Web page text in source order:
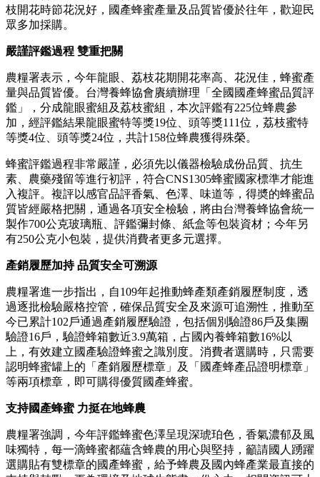
枝開花時節花況好，國產蜂蜜產量及品質皆優於往年，歡迎民
眾多加採購。
嚴謹評鑑過程 雙重把關
農糧署表示，今年龍眼、荔枝花期開花率高、花況佳，蜂蜜產
量與品質皆優。台灣養蜂協會賡續辦理「全國國產蜂蜜品質評
鑑」，分成龍眼蜜組及荔枝蜜組，本次評鑑有225位蜂農參
加，經評鑑結果龍眼蜜特等獎19位、頭等獎111位，荔枝蜜特
等獎4位、頭等獎24位，共計158位蜂農獲得殊榮。
蜂蜜評鑑過程非常嚴謹，必須先以儀器檢驗成份品質、抗生
素、農藥殘留等進行初評，符合CNS1305蜂蜜國家標準才能進
入複評。複評以感官品評香氣、色澤、味道等，得奬的蜂蜜品
質皆經嚴格把關，通過各項安全檢驗，將由台灣養蜂協會統一
製作700公克玻璃瓶、評鑑彌封條、紙盒等包裝資材；今年另
有250公克小包裝，提供消費者更多元選擇。
產銷履歷加持 品質安全可溯源
農糧署進一步指出，自109年起推動蜂產類產銷履歷制度，透
過逐批檢驗嚴格控管，確保品質安全及來源可追溯性，推動至
今已累計102戶通過產銷履歷驗證，包括個別驗證86戶及集團
驗證16戶，驗證蜂箱數近3.9萬箱，占國內養蜂箱數16%以
上，有效建立國產驗證蜂蜜之識別度。消費者選購時，只需要
認明蜂蜜罐上的「產銷履歷標章」及「國產蜂產品證明標章」
等兩項標章，即可購得優質國產蜂蜜。
支持國產蜂蜜 力挺在地蜂農
農糧署強調，今年評鑑蜂蜜色澤呈現深琥珀色，香氣濃郁及風
味獨特，每一滴蜂蜜都蘊含蜂農的用心與堅持，籲請國人踴躍
選購貼有雙標章的國產蜂蜜，給予蜂農及國內蜂產業最直接的